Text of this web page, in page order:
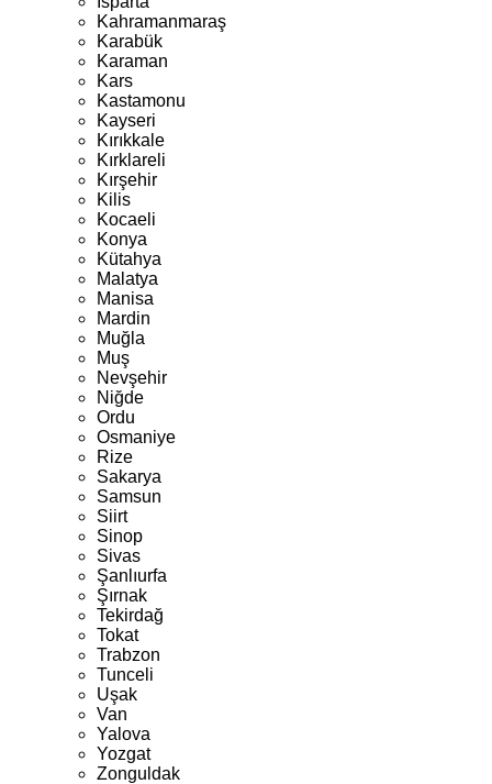
Kahramanmaraş
Karabük
Karaman
Kars
Kastamonu
Kayseri
Kırıkkale
Kırklareli
Kırşehir
Kilis
Kocaeli
Konya
Kütahya
Malatya
Manisa
Mardin
Muğla
Muş
Nevşehir
Niğde
Ordu
Osmaniye
Rize
Sakarya
Samsun
Siirt
Sinop
Sivas
Şanlıurfa
Şırnak
Tekirdağ
Tokat
Trabzon
Tunceli
Uşak
Van
Yalova
Yozgat
Zonguldak